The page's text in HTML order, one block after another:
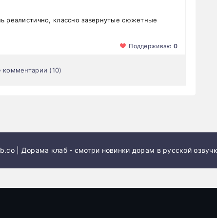
реалистично, классно завернутые сюжетные
Поддерживаю 0
комментарии (10)
| Дорама клаб - смотри новинки дорам в русской